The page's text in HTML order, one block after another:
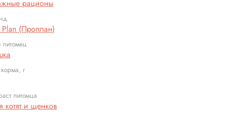
рационы
Plan (Проплан)
г
питомца
котят и щенков